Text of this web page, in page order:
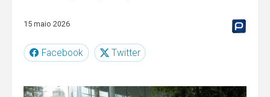
Facebook Twitter
15 maio 2026